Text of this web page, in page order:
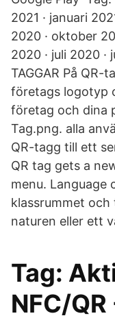
2021 · januari
2020 · oktober
2020 · juli 2020 ·
TAGGAR På
företags logotyp
företag och dina
Tag.png. alla
QR-tagg till ett
QR tag gets a
menu. Language
klassrummet och
naturen eller ett
Tag:
NFC/